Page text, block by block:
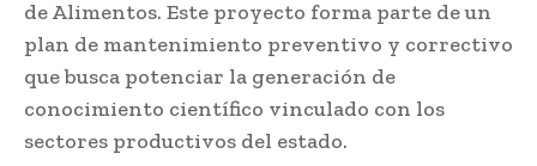
de Alimentos. Este proyecto forma parte de un
plan de mantenimiento preventivo y correctivo
que busca potenciar la generación de
conocimiento científico vinculado con los
sectores productivos del estado.